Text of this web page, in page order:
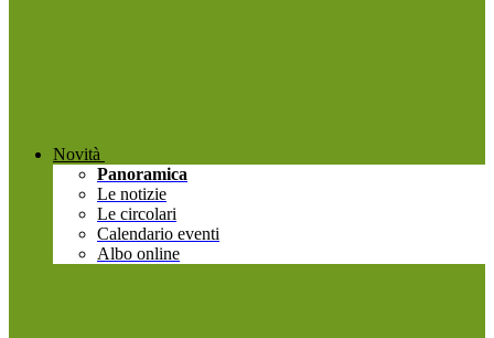
Novità
Panoramica
Le notizie
Le circolari
Calendario eventi
Albo online